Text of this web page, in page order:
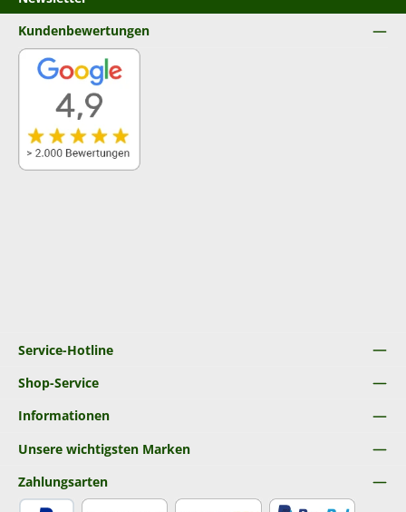
Service-Hotline
Shop-Service
Informationen
Unsere wichtigsten Marken
Kundenbewertungen
Zahlungsarten